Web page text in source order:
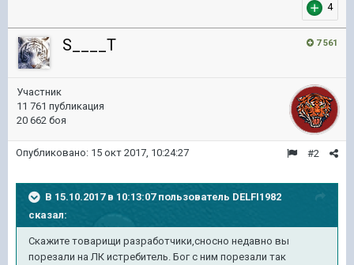
4
7 561
S____T
Участник
11 761 публикация
20 662 боя
#2
Опубликовано: 15 окт 2017, 10:24:27
В 15.10.2017 в 10:13:07 пользователь DELFI1982
сказал:
Скажите товарищи разработчики,сносно недавно вы
порезали на ЛК истребитель. Бог с ним порезали так